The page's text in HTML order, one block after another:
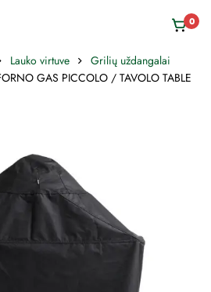
0
Lauko virtuve
Grilių uždangalai
GAS PICCOLO / TAVOLO TABLE